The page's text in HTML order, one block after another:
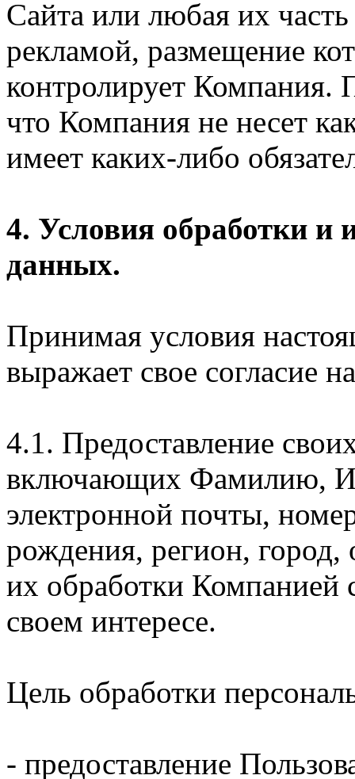
Сайта или любая их
рекламой, размещение
контролирует Компания.
что Компания не несет
имеет каких-либо
4. Условия обработки и
данных.
Принимая условия
выражает свое согласие
4.1. Предоставление
включающих Фамилию,
электронной почты,
рождения, регион,
их обработки Компанией
своем интересе.
Цель обработки
- предоставление